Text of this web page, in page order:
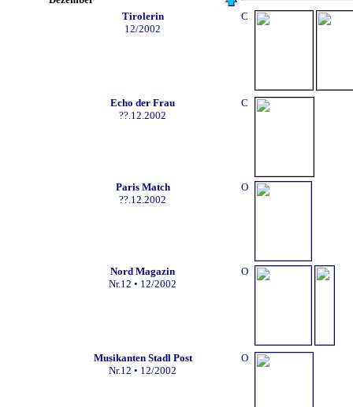
Tirolerin
12/2002
C
Echo der Frau
??.12.2002
C
Paris Match
??.12.2002
O
Nord Magazin
Nr.12 • 12/2002
O
Musikanten Stadl Post
Nr.12 • 12/2002
O